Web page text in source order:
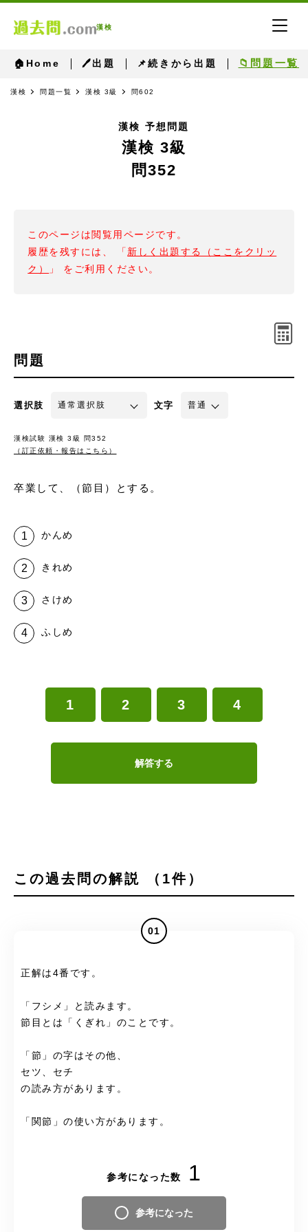
漢検
🏠Home 🖊出題 📌続きから出題 📁問題一覧
漢検 問題一覧 漢検 3級 問602
漢検 予想問題
漢検 3級
問352
このページは閲覧用ページです。
履歴を残すには、 「 新しく出題する（ここをクリッ
ク）
」 をご利用ください。
問題
選択肢 文字
漢検試験 漢検 3級 問352
（訂正依頼・報告はこちら）
卒業して、（節目）とする。
かんめ
きれめ
さけめ
ふしめ
1 2 3 4
解答する
この過去問の解説 （1件）
01
正解は4番です。
「フシメ」と読みます。
節目とは「くぎれ」のことです。
「節」の字はその他、
セツ、セチ
の読み方があります。
「関節」の使い方があります。
参考になった数 1
参考になった